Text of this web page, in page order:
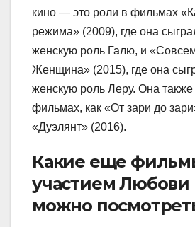
кино — это роли в фильмах
режима» (2009), где она
женскую роль Галю, и
Женщина» (2015), где она
женскую роль Леру. Она также
фильмах, как «От зари до
«Дуэлянт» (2016).
Какие еще
участием Любови
можно